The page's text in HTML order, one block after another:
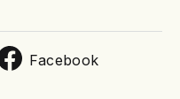
Facebook